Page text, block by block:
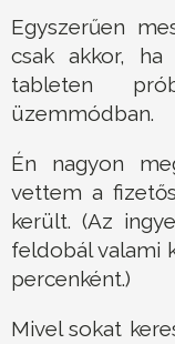
Egyszerűen
csak akkor,
tableten
üzemmódban.
Én nagyon
vettem a
került. (Az
feldobál valami
percenként.)
Mivel sokat